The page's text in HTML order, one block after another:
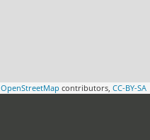
OpenStreetMap contributors, CC-BY-SA